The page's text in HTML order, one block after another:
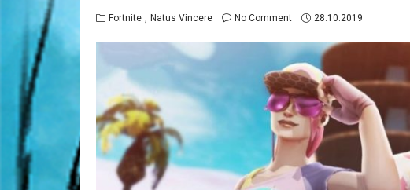
Fortnite Natus Vincere No Comment 28.10.2019